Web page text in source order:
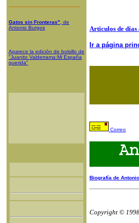
Gatos sin Fronteras" , de
Antonio Burgos
Aparece la edición de bolsillo de
"Juanito Valderrama:Mi España
querida"
Articulos de días
Ir a página
Correo
Biografía de
Copyright ©